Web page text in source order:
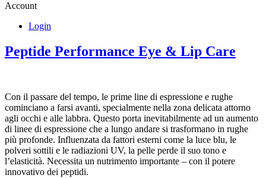
Account
Login
Peptide Performance Eye & Lip Care
Con il passare del tempo, le prime line di espressione e rughe
cominciano a farsi avanti, specialmente nella zona delicata attorno
agli occhi e alle labbra. Questo porta inevitabilmente ad un aumento
di linee di espressione che a lungo andare si trasformano in rughe
più profonde. Influenzata da fattori esterni come la luce blu, le
polveri sottili e le radiazioni UV, la pelle perde il suo tono e
l’elasticità. Necessita un nutrimento importante – con il potere
innovativo dei peptidi.